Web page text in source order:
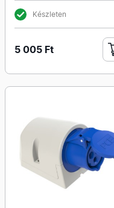
Készleten
5 005 Ft